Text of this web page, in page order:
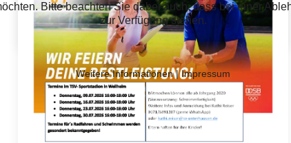
Details
Bitte beachten Sie dabei auch, dass bei einer
zur Verfügung stehen.
Weitere Informationen|Impressum